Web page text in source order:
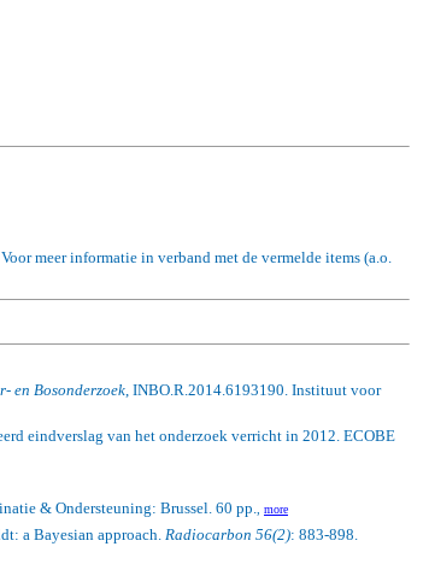
meer informatie in verband met de vermelde items (a.o.
en Bosonderzoek, INBO.R.2014.6193190. Instituut voor
eindverslag van het onderzoek verricht in 2012. ECOBE
& Ondersteuning: Brussel. 60 pp. more
a Bayesian approach. Radiocarbon 56(2): 883-898.